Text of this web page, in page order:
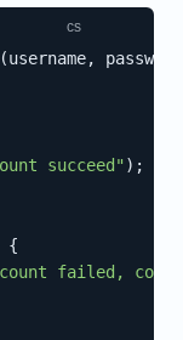
(username,
password
succeed" ) ;
{
failed,